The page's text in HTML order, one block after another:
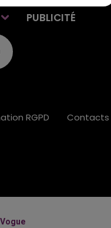
PUBLICITÉ
Vogue
RGPD Contacts